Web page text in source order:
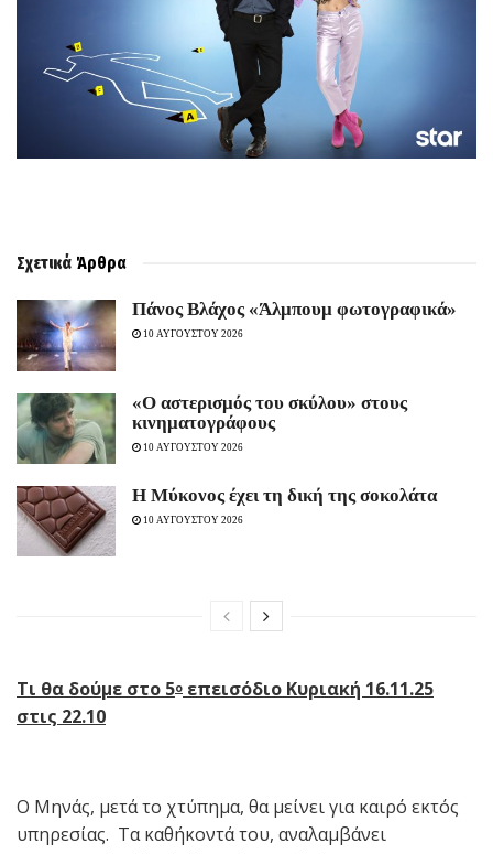
Σχετικά Άρθρα
Πάνος Βλάχος «Άλμπουμ φωτογραφικά»
10 ΑΥΓΟΥΣΤΟΥ 2026
«Ο αστερισμός του σκύλου» στους
κινηματογράφους
10 ΑΥΓΟΥΣΤΟΥ 2026
Η Μύκονος έχει τη δική της σοκολάτα
10 ΑΥΓΟΥΣΤΟΥ 2026
Τι θα δούμε στo 5ο επεισόδιο Κυριακή 16.11.25
στις 22.10
Ο Μηνάς, μετά το χτύπημα, θα μείνει για καιρό εκτός
υπηρεσίας. Τα καθήκοντά του, αναλαμβάνει